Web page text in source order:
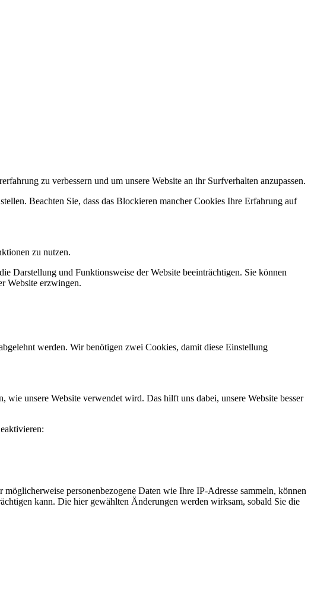
zu verbessern und um unsere Website an ihr Surfverhalten anzupassen.
Beachten Sie, dass das Blockieren mancher Cookies Ihre Erfahrung auf
zu nutzen.
Darstellung und Funktionsweise der Website beeinträchtigen. Sie können
Website erzwingen.
werden. Wir benötigen zwei Cookies, damit diese Einstellung
unsere Website verwendet wird. Das hilft uns dabei, unsere Website besser
personenbezogene Daten wie Ihre IP-Adresse sammeln, können
kann. Die hier gewählten Änderungen werden wirksam, sobald Sie die